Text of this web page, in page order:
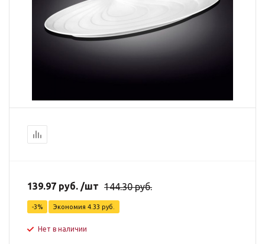
139.97 руб. /шт 144.30руб.
-3% Экономия 4.33 руб.
Нет в наличии